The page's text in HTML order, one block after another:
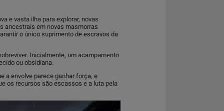
e vasta ilha para explorar, novas
ancestrais em novas masmorras
o único suprimento de escravos da
Inicialmente, um acampamento
ou obsidiana.
a envolve parece ganhar força, e
os recursos são escassos e a luta pela